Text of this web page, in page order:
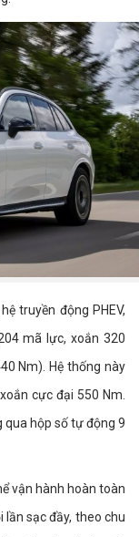
truyền động PHEV,
mã lực, xoắn 320
Nm). Hệ thống này
cực đại 550 Nm.
hộp số tự động 9
vận hành hoàn toàn
sạc đầy, theo chu